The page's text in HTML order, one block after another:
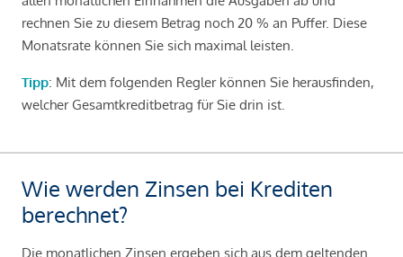
rechnen Sie zu diesem Betrag noch 20 % an Puffer. Diese
Monatsrate können Sie sich maximal leisten.
Tipp: Mit dem folgenden Regler können Sie herausfinden,
welcher Gesamtkreditbetrag für Sie drin ist.
Wie werden Zinsen bei Krediten
berechnet?
Die monatlichen Zinsen ergeben sich aus dem geltenden